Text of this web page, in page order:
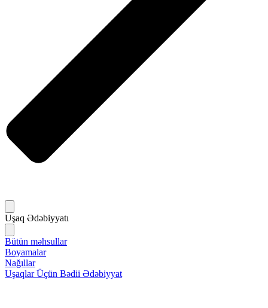
Uşaq Ədəbiyyatı
Bütün məhsullar
Boyamalar
Nağıllar
Uşaqlar Üçün Bədii Ədəbiyyat